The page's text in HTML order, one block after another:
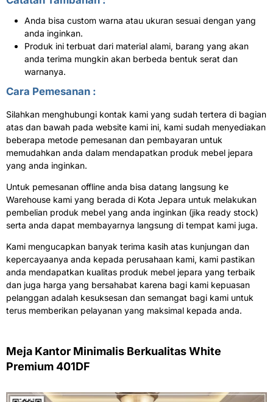
Anda bisa custom warna atau ukuran sesuai dengan yang
anda inginkan.
Produk ini terbuat dari material alami, barang yang akan
anda terima mungkin akan berbeda bentuk serat dan
warnanya.
Cara Pemesanan :
Silahkan menghubungi kontak kami yang sudah tertera di bagian
atas dan bawah pada website kami ini, kami sudah menyediakan
beberapa metode pemesanan dan pembayaran untuk
memudahkan anda dalam mendapatkan produk mebel jepara
yang anda inginkan.
Untuk pemesanan offline anda bisa datang langsung ke
Warehouse kami yang berada di Kota Jepara untuk melakukan
pembelian produk mebel yang anda inginkan (jika ready stock)
serta anda dapat membayarnya langsung di tempat kami juga.
Kami mengucapkan banyak terima kasih atas kunjungan dan
kepercayaanya anda kepada perusahaan kami, kami pastikan
anda mendapatkan kualitas produk mebel jepara yang terbaik
dan juga harga yang bersahabat karena bagi kami kepuasan
pelanggan adalah kesuksesan dan semangat bagi kami untuk
terus memberikan pelayanan yang maksimal kepada anda.
Meja Kantor Minimalis Berkualitas White
Premium 401DF